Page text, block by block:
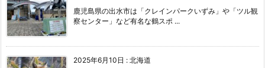
鹿児島県の出水市は「クレインパークいずみ」や「ツル観
察センター」など有名な鶴スポ ...
2025年6月10日 : 北海道